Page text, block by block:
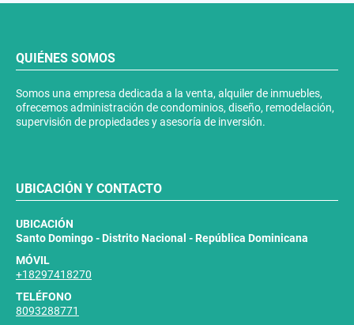
QUIÉNES SOMOS
Somos una empresa dedicada a la venta, alquiler de inmuebles,
ofrecemos administración de condominios, diseño, remodelación,
supervisión de propiedades y asesoría de inversión.
UBICACIÓN Y CONTACTO
UBICACIÓN
Santo Domingo - Distrito Nacional - República Dominicana
MÓVIL
+18297418270
TELÉFONO
8093288771